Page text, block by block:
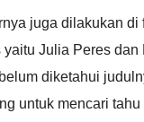
juga dilakukan di
Julia Peres
diketahui
untuk mencari